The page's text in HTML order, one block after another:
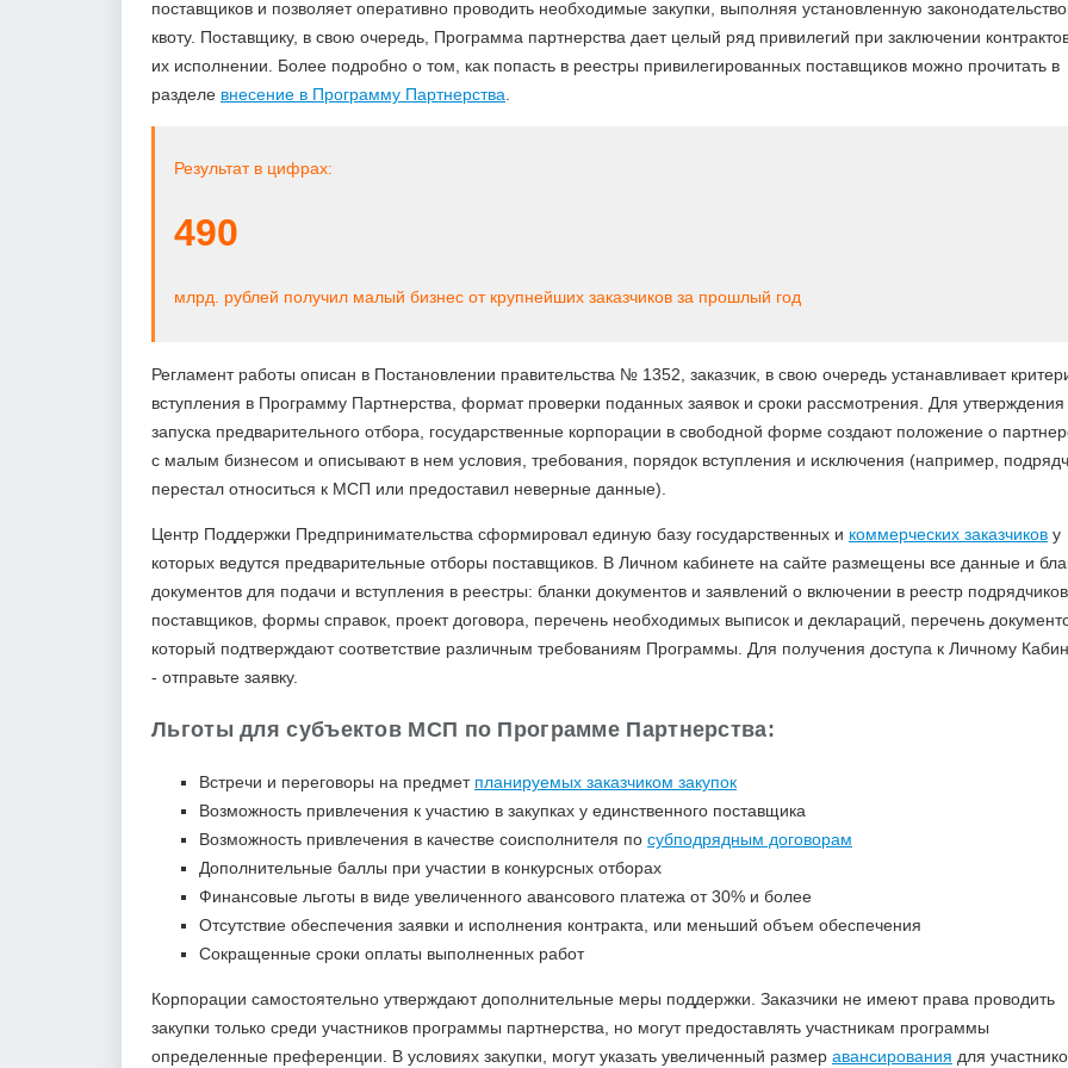
поставщиков и позволяет оперативно проводить необходимые закупки, выполняя установленную
квоту. Поставщику, в свою очередь, Программа партнерства дает целый ряд привилегий при заключении
их исполнении. Более подробно о том, как попасть в реестры привилегированных поставщиков можно прочитать в
разделе внесение в Программу Партнерства.
Результат в цифрах:
490
млрд. рублей получил малый бизнес от крупнейших заказчиков за прошлый год
Регламент работы описан в Постановлении правительства № 1352, заказчик, в свою очередь устанавливает
вступления в Программу Партнерства, формат проверки поданных заявок и сроки рассмотрения. Для утверждения
запуска предварительного отбора, государственные корпорации в свободной форме создают положение о
с малым бизнесом и описывают в нем условия, требования, порядок вступления и исключения (например,
перестал относиться к МСП или предоставил неверные данные).
Центр Поддержки Предпринимательства сформировал единую базу государственных и коммерческих заказчиков у
которых ведутся предварительные отборы поставщиков. В Личном кабинете на сайте размещены все данные и
документов для подачи и вступления в реестры: бланки документов и заявлений о включении в реестр
поставщиков, формы справок, проект договора, перечень необходимых выписок и деклараций, перечень
который подтверждают соответствие различным требованиям Программы. Для получения доступа к Личному
- отправьте заявку.
Льготы для субъектов МСП по Программе Партнерства:
Встречи и переговоры на предмет планируемых заказчиком закупок
Возможность привлечения к участию в закупках у единственного поставщика
Возможность привлечения в качестве соисполнителя по субподрядным договорам
Дополнительные баллы при участии в конкурсных отборах
Финансовые льготы в виде увеличенного авансового платежа от 30% и более
Отсутствие обеспечения заявки и исполнения контракта, или меньший объем обеспечения
Сокращенные сроки оплаты выполненных работ
Корпорации самостоятельно утверждают дополнительные меры поддержки. Заказчики не имеют права проводить
закупки только среди участников программы партнерства, но могут предоставлять участникам программы
определенные преференции. В условиях закупки, могут указать увеличенный размер авансирования для